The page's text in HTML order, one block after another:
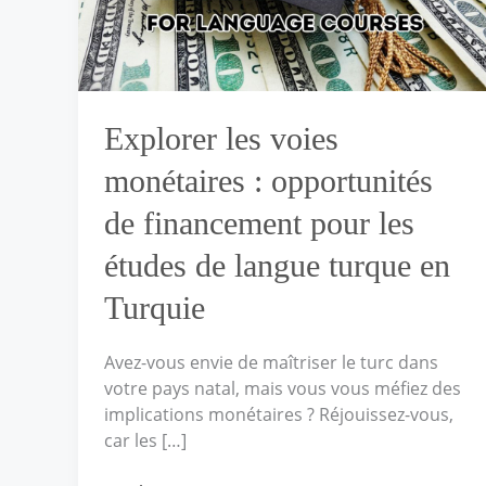
Explorer les voies
monétaires : opportunités
de financement pour les
études de langue turque en
Turquie
Avez-vous envie de maîtriser le turc dans
votre pays natal, mais vous vous méfiez des
implications monétaires ? Réjouissez-vous,
car les […]
financement
pour
les
de
langue
turque
en
Turquie